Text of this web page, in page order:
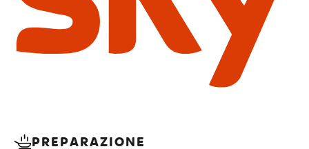
PREPARAZIONE